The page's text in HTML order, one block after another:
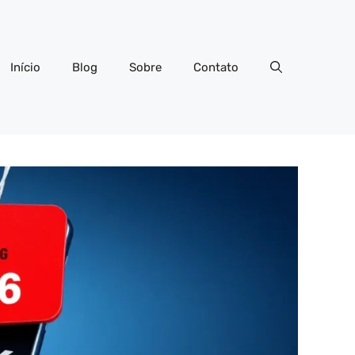
Início Blog Sobre Contato